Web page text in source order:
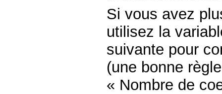
Si vous avez
utilisez la
suivante pour
(une bonne
« Nombre de